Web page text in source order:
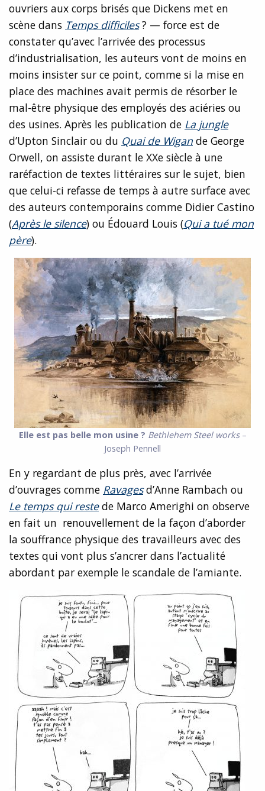
ouvriers aux corps brisés que Dickens met en
scène dans Temps difficiles? — force est de
constater qu’avec l’arrivée des processus
d’industrialisation, les auteurs vont de moins en
moins insister sur ce point, comme si la mise en
place des machines avait permis de résorber le
mal-être physique des employés des aciéries ou
des usines. Après les publication de La jungle
d’Upton Sinclair ou du Quai de Wigan de George
Orwell, on assiste durant le XXe siècle à une
raréfaction de textes littéraires sur le sujet, bien
que celui-ci refasse de temps à autre surface avec
des auteurs contemporains comme Didier Castino
(Après le silence) ou Édouard Louis (Qui a tué mon
père).
Elle est pas belle mon usine ? Bethlehem Steel works–
Joseph Pennell
En y regardant de plus près, avec l’arrivée
d’ouvrages comme Ravagesd’Anne Rambach ou
Le temps qui restede Marco Amerighi on observe
en fait un renouvellement de la façon d’aborder
la souffrance physique des travailleurs avec des
textes qui vont plus s’ancrer dans l’actualité
abordant par exemple le scandale de l’amiante.